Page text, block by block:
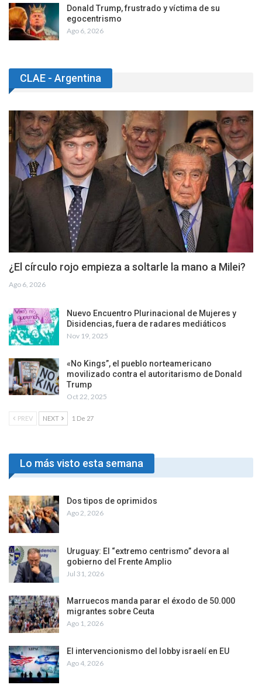
Donald Trump, frustrado y víctima de su
egocentrismo
Ago 6, 2026
CLAE - Argentina
¿El círculo rojo empieza a soltarle la mano a Milei?
Ago 6, 2026
Nuevo Encuentro Plurinacional de Mujeres y
Disidencias, fuera de radares mediáticos
Nov 19, 2025
«No Kings”, el pueblo norteamericano
movilizado contra el autoritarismo de Donald
Trump
Oct 22, 2025
PREV NEXT 1 De 27
Lo más visto esta semana
Dos tipos de oprimidos
Ago 2, 2026
Uruguay: El “extremo centrismo” devora al
gobierno del Frente Amplio
Jul 31, 2026
Marruecos manda parar el éxodo de 50.000
migrantes sobre Ceuta
Ago 1, 2026
El intervencionismo del lobby israelí en EU
Ago 4, 2026